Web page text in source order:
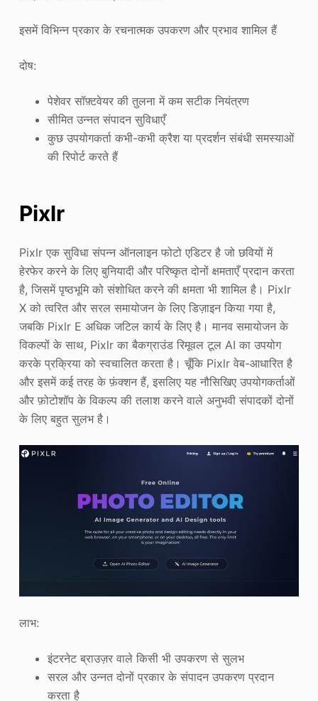
इसमें विभिन्न प्रकार के रचनात्मक उपकरण और प्रभाव शामिल हैं
दोष:
पेशेवर सॉफ़्टवेयर की तुलना में कम सटीक नियंत्रण
सीमित उन्नत संपादन सुविधाएँ
कुछ उपयोगकर्ता कभी-कभी क्रैश या प्रदर्शन संबंधी समस्याओं
की रिपोर्ट करते हैं
Pixlr
Pixlr एक सुविधा संपन्न ऑनलाइन फोटो एडिटर है जो छवियों में
हेरफेर करने के लिए बुनियादी और परिष्कृत दोनों क्षमताएँ प्रदान करता
है, जिसमें पृष्ठभूमि को संशोधित करने की क्षमता भी शामिल है। Pixlr
X को त्वरित और सरल समायोजन के लिए डिज़ाइन किया गया है,
जबकि Pixlr E अधिक जटिल कार्य के लिए है। मानव समायोजन के
विकल्पों के साथ, Pixlr का बैकग्राउंड रिमूवल टूल AI का उपयोग
करके प्रक्रिया को स्वचालित करता है। चूँकि Pixlr वेब-आधारित है
और इसमें कई तरह के फ़ंक्शन हैं, इसलिए यह नौसिखिए उपयोगकर्ताओं
और फ़ोटोशॉप के विकल्प की तलाश करने वाले अनुभवी संपादकों दोनों
के लिए बहुत सुलभ है।
लाभ:
इंटरनेट ब्राउज़र वाले किसी भी उपकरण से सुलभ
सरल और उन्नत दोनों प्रकार के संपादन उपकरण प्रदान
करता है